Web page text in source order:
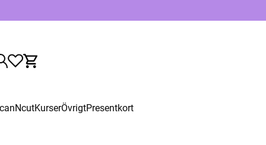
KurserÖvrigtPresentkort